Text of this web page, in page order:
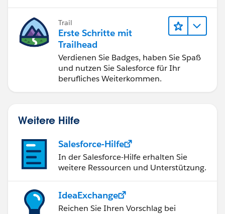
Trail
Erste Schritte mit
Trailhead
Verdienen Sie Badges, haben Sie Spaß
und nutzen Sie Salesforce für Ihr
berufliches Weiterkommen.
Weitere Hilfe
Salesforce-Hilfe
In der Salesforce-Hilfe erhalten Sie
weitere Ressourcen und Unterstützung.
IdeaExchange
Reichen Sie Ihren Vorschlag bei